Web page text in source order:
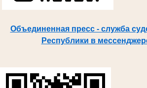
Объединенная пресс - служба
Республики в